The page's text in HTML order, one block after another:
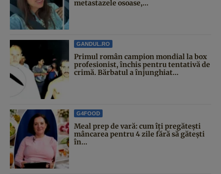
metastazele osoase,...
GANDUL.RO
Primul român campion mondial la box
profesionist, închis pentru tentativă de
crimă. Bărbatul a înjunghiat...
G4FOOD
Meal prep de vară: cum îți pregătești
mâncarea pentru 4 zile fără să gătești
în...